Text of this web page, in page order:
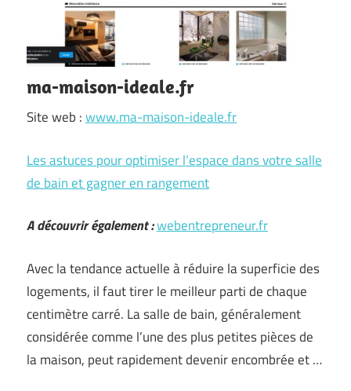
ma-maison-ideale.fr
Site web :www.ma-maison-ideale.fr
Les astuces pour optimiser l’espace dans votre salle
de bain et gagner en rangement
A découvrir également :webentrepreneur.fr
Avec la tendance actuelle à réduire la superficie des
logements, il faut tirer le meilleur parti de chaque
centimètre carré. La salle de bain, généralement
considérée comme l’une des plus petites pièces de
la maison, peut rapidement devenir encombrée et …